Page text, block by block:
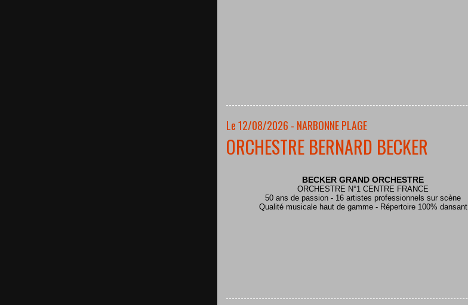
Le 12/08/2026 - NARBONNE PLAGE
ORCHESTRE BERNARD BECKER
BECKER GRAND ORCHESTRE
ORCHESTRE N°1 CENTRE FRANCE
50 ans de passion - 16 artistes professionnels sur scène
Qualité musicale haut de gamme - Répertoire 100% dansant